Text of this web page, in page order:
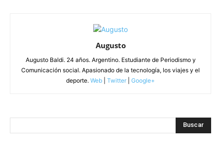
Augusto
Augusto Baldi. 24 años. Argentino. Estudiante de Periodismo y
Comunicación social. Apasionado de la tecnología, los viajes y el
deporte. Web Twitter Google+